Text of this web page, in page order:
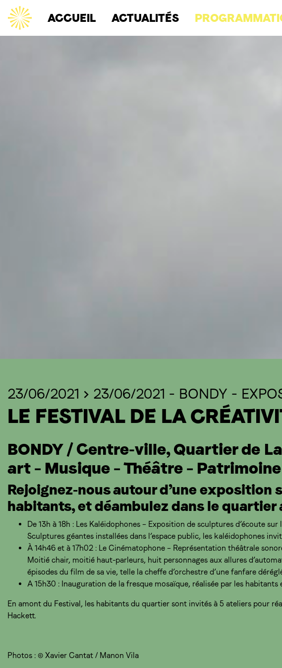
ACCUEIL ACTUALITÉS
23/06/2021 > 23/06/2021 - BONDY -
LE FESTIVAL DE LA
BONDY / Centre-ville, Quartier de
art – Musique – Théâtre – Patrimoine
Rejoignez-nous autour d’une exposition
habitants, et déambulez dans le
De 13h à 18h : Les Kaléidophones – Exposition de sculptures d’écoute
Sculptures géantes installées dans l’espace public, les kaléidophones
À 14h46 et à 17h02 : Le Cinématophone – Représentation théâtrale
Moitié chair, moitié haut-parleurs, huit personnages aux allures
épisodes du film de sa vie, telle la cheffe d’orchestre d’une fanfare
A 15h30 : Inauguration de la fresque mosaïque, réalisée par les
En amont du Festival, les habitants du quartier sont invités à 5 ateliers pour
Hackett.
Photos : © Xavier Cantat / Manon Vila